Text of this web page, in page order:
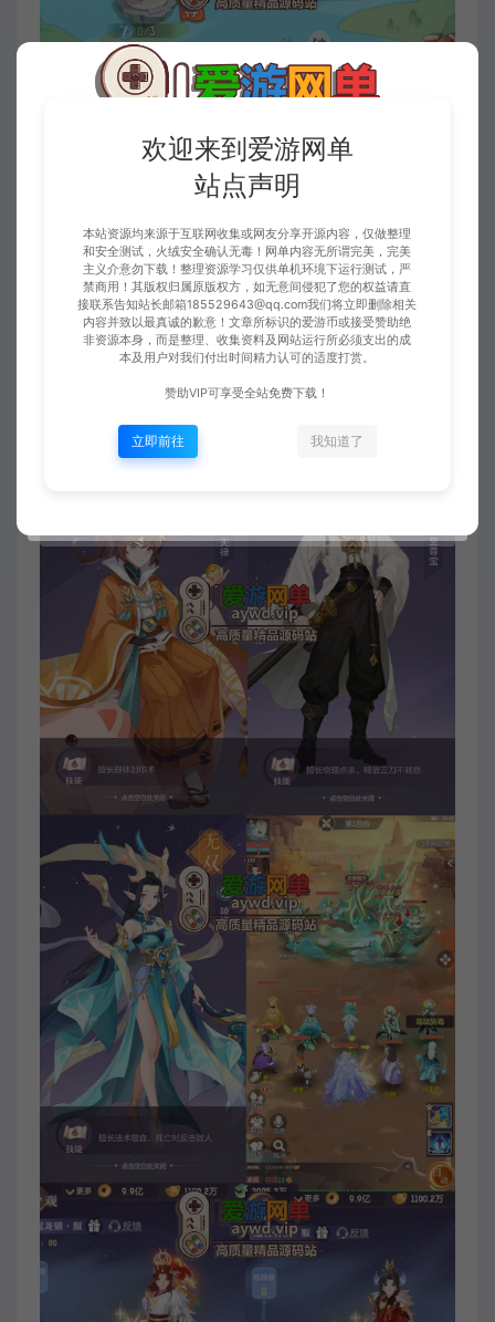
欢迎来到爱游网单
站点声明
本站资源均来源于互联网收集或网友分享开源内容，仅做整理
和安全测试，火绒安全确认无毒！网单内容无所谓完美，完美
主义介意勿下载！整理资源学习仅供单机环境下运行测试，严
禁商用！其版权归属原版权方，如无意间侵犯了您的权益请直
接联系告知站长邮箱185529643@qq.com我们将立即删除相关
内容并致以最真诚的歉意！文章所标识的爱游币或接受赞助绝
非资源本身，而是整理、收集资料及网站运行所必须支出的成
本及用户对我们付出时间精力认可的适度打赏。
赞助VIP可享受全站免费下载！
立即前往 我知道了